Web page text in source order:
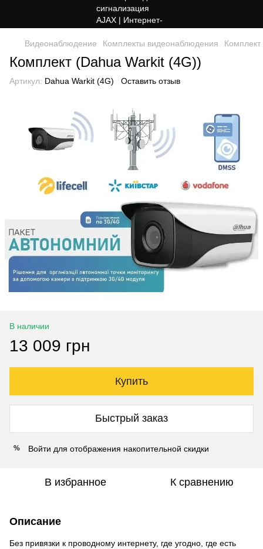
Видеонаблюдение Комплекты видеонаблюдения
Комплект (Dahua Warkit (4G))
Артикул: Dahua Warkit (4G) Оставить отзыв
В наличии
13 009 грн
Купить
Быстрый заказ
% Войти для отображения накопительной скидки
В избранное К сравнению
Описание
Без привязки к проводному интернету, где угодно, где есть